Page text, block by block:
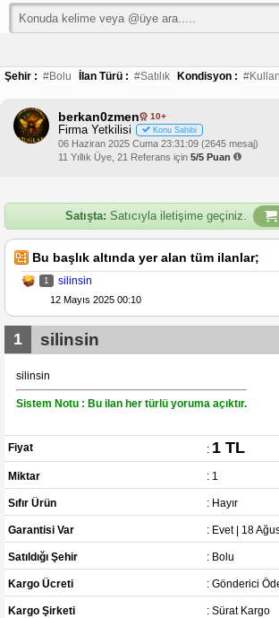
Şehir : #Bolu İlan Türü : #Satılık Kondisyon :
berkan0zmen 10+
Firma Yetkilisi Konu Sahibi
06 Haziran 2025 Cuma 23:31:09 (2645 mesaj)
11 Yıllık Üye, 21 Referans için 5/5 Puan
Satışta: Satıcıyla iletişime geçiniz.
Bu başlık altında yer alan tüm ilanlar;
1 silinsin
12 Mayıs 2025 00:10
1 silinsin
silinsin
Sistem Notu : Bu ilan her türlü yoruma açıktır.
Fiyat : 1 TL
Miktar : 1
Sıfır Ürün : Hayır
Garantisi Var : Evet | 18
Satıldığı Şehir : Bolu
Kargo Ücreti : Gönderici
Kargo Şirketi : Sürat Kargo